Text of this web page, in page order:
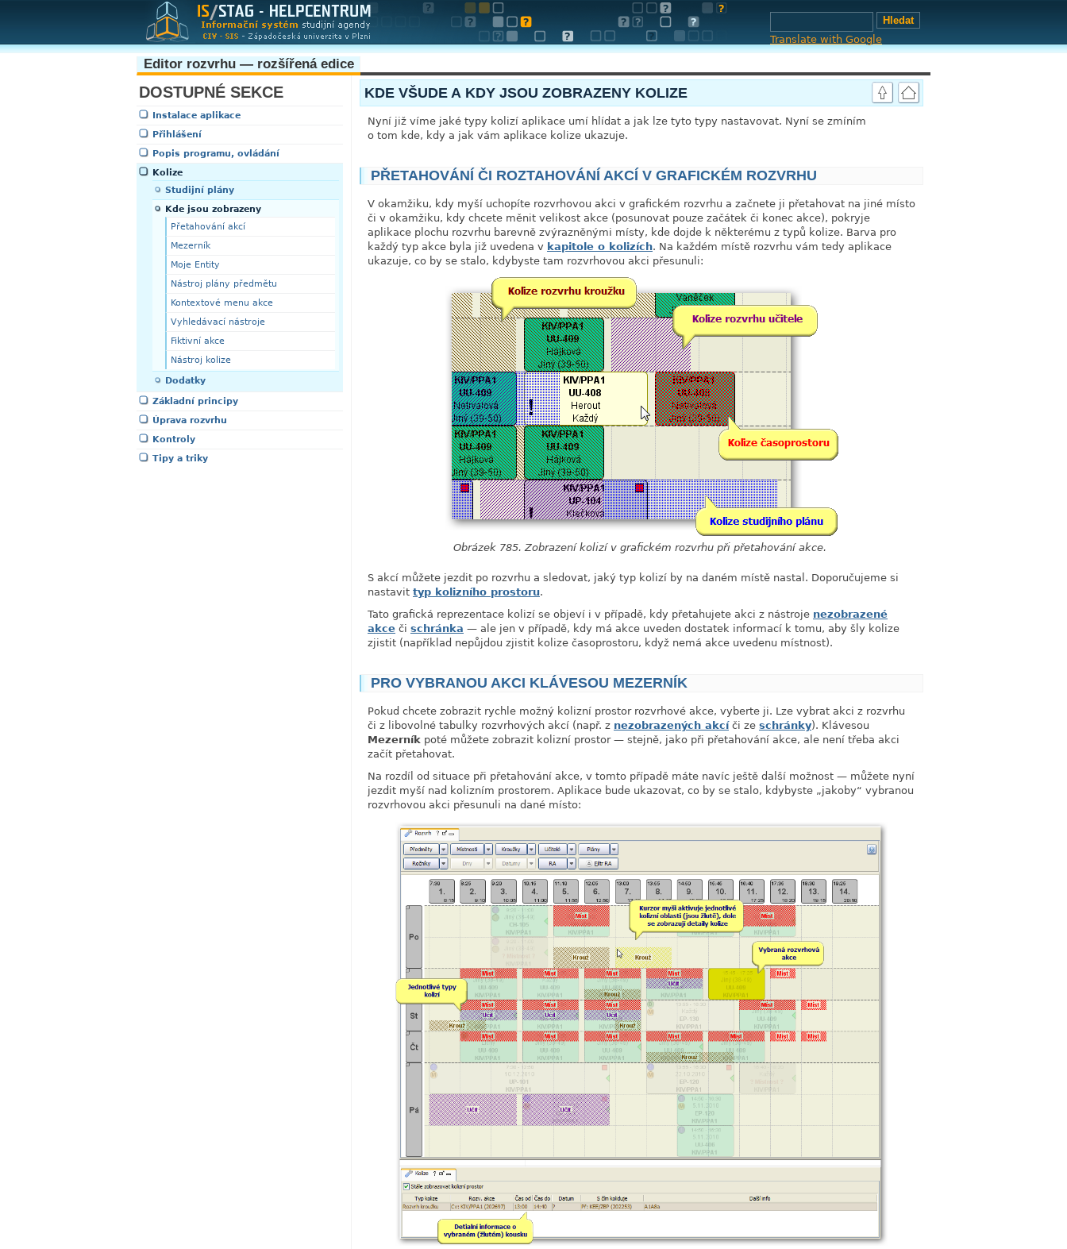
Translate with Google
Editor rozvrhu — rozšířená edice
DOSTUPNÉ SEKCE
Instalace aplikace
Přihlášení
Popis programu, ovládání
Kolize
Studijní plány
Kde jsou zobrazeny
Přetahování akcí
Mezerník
Moje Entity
Nástroj plány předmětu
Kontextové menu akce
Vyhledávací nástroje
Fiktivní akce
Nástroj kolize
Dodatky
Základní principy
Úprava rozvrhu
Kontroly
Tipy a triky
KDE VŠUDE A KDY JSOU ZOBRAZENY KOLIZE
Nyní již víme jaké typy kolizí aplikace umí hlídat a jak lze tyto typy nastavovat. Nyní se zmíním
o tom kde, kdy a jak vám aplikace kolize ukazuje.
PŘETAHOVÁNÍ ČI ROZTAHOVÁNÍ AKCÍ V GRAFICKÉM ROZVRHU
V okamžiku, kdy myší uchopíte rozvrhovou akci v grafickém rozvrhu a začnete ji přetahovat na jiné místo
či v okamžiku, kdy chcete měnit velikost akce (posunovat pouze začátek či konec akce), pokryje
aplikace plochu rozvrhu barevně zvýrazněnými místy, kde dojde k některému z typů kolize. Barva pro
každý typ akce byla již uvedena v kapitole o kolizích. Na každém místě rozvrhu vám tedy aplikace
ukazuje, co by se stalo, kdybyste tam rozvrhovou akci přesunuli:
Obrázek 785. Zobrazení kolizí v grafickém rozvrhu při přetahování akce.
S akcí můžete jezdit po rozvrhu a sledovat, jaký typ kolizí by na daném místě nastal. Doporučujeme si
nastavit typ kolizního prostoru.
Tato grafická reprezentace kolizí se objeví i v případě, kdy přetahujete akci z nástroje nezobrazené
akce či schránka — ale jen v případě, kdy má akce uveden dostatek informací k tomu, aby šly kolize
zjistit (například nepůjdou zjistit kolize časoprostoru, když nemá akce uvedenu místnost).
PRO VYBRANOU AKCI KLÁVESOU MEZERNÍK
Pokud chcete zobrazit rychle možný kolizní prostor rozvrhové akce, vyberte ji. Lze vybrat akci z rozvrhu
či z libovolné tabulky rozvrhových akcí (např. z nezobrazených akcíči ze schránky). Klávesou
Mezerník poté můžete zobrazit kolizní prostor — stejně, jako při přetahování akce, ale není třeba akci
začít přetahovat.
Na rozdíl od situace při přetahování akce, v tomto případě máte navíc ještě další možnost — můžete nyní
jezdit myší nad kolizním prostorem. Aplikace bude ukazovat, co by se stalo, kdybyste „jakoby“ vybranou
rozvrhovou akci přesunuli na dané místo: